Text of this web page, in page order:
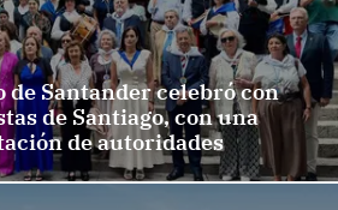
de Santander celebró con
de Santiago, con una
de autoridades